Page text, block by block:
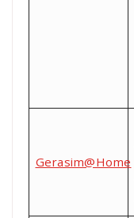
Gerasim@Home